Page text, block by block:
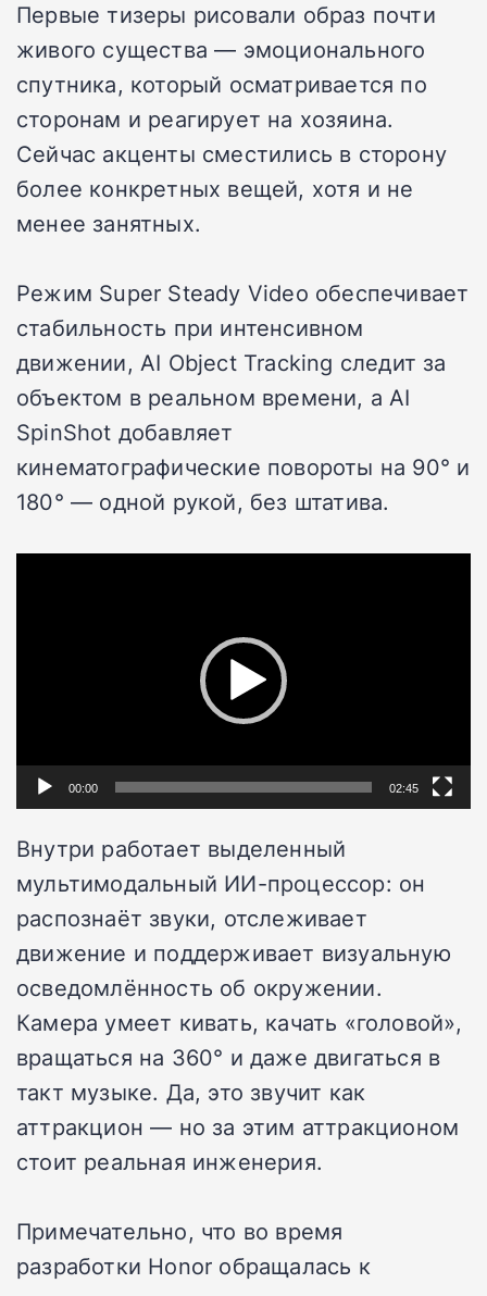
Первые тизеры рисовали образ почти
живого существа — эмоционального
спутника, который осматривается по
сторонам и реагирует на хозяина.
Сейчас акценты сместились в сторону
более конкретных вещей, хотя и не
менее занятных.
Режим Super Steady Video обеспечивает
стабильность при интенсивном
движении, AI Object Tracking следит за
объектом в реальном времени, а AI
SpinShot добавляет
кинематографические повороты на 90° и
180° — одной рукой, без штатива.
00:00 02:45
Внутри работает выделенный
мультимодальный ИИ-процессор: он
распознаёт звуки, отслеживает
движение и поддерживает визуальную
осведомлённость об окружении.
Камера умеет кивать, качать «головой»,
вращаться на 360° и даже двигаться в
такт музыке. Да, это звучит как
аттракцион — но за этим аттракционом
стоит реальная инженерия.
Примечательно, что во время
разработки Honor обращалась к